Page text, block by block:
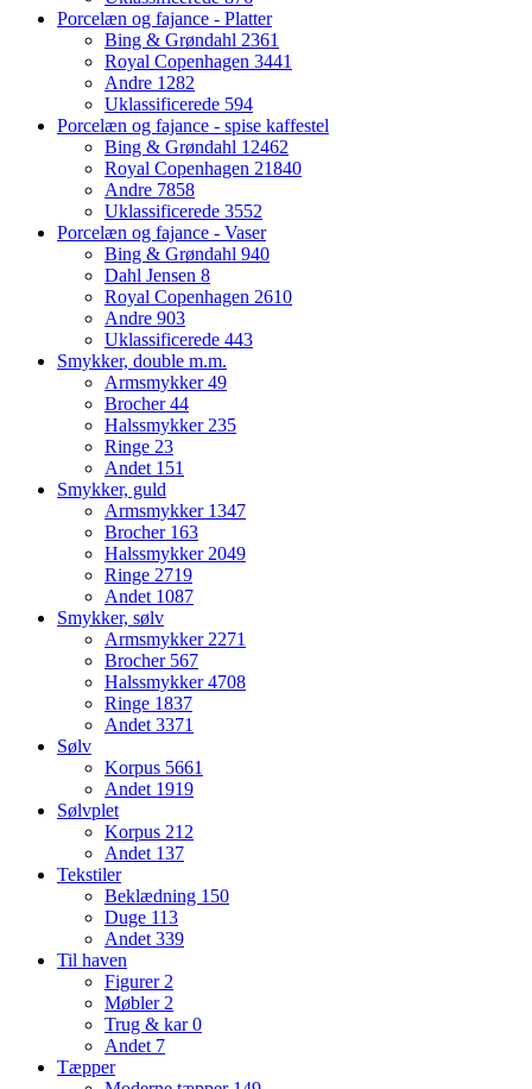
Porcelæn og fajance - Platter
Bing & Grøndahl 2361
Royal Copenhagen 3441
Andre 1282
Uklassificerede 594
Porcelæn og fajance - spise kaffestel
Bing & Grøndahl 12462
Royal Copenhagen 21840
Andre 7858
Uklassificerede 3552
Porcelæn og fajance - Vaser
Bing & Grøndahl 940
Dahl Jensen 8
Royal Copenhagen 2610
Andre 903
Uklassificerede 443
Smykker, double m.m.
Armsmykker49
Brocher44
Halssmykker 235
Ringe 23
Andet 151
Smykker, guld
Armsmykker 1347
Brocher 163
Halssmykker 2049
Ringe 2719
Andet 1087
Smykker, sølv
Armsmykker 2271
Brocher 567
Halssmykker4708
Ringe 1837
Andet 3371
Sølv
Korpus 5661
Andet 1919
Sølvplet
Korpus 212
Andet 137
Tekstiler
Beklædning 150
Duge 113
Andet 339
Til haven
Figurer 2
Møbler 2
Trug & kar0
Andet 7
Tæpper